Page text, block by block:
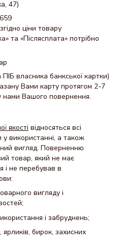
47)
ціни товару
та «Післясплата» потрібно
власника банкської картки)
Вами карту протягом 2-7
нами Вашого повернення.
якості відносяться всі
у використанні, а також
вигляд. Поверненню
товар, який не має
і не перебував в
вигляду і
і забруднень;
бирок, захисних